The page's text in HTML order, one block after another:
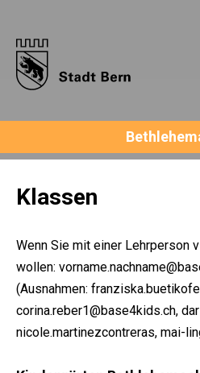
Klassen
Wenn Sie mit einer Lehrperson
wollen:
(Ausnahmen:
corina.reber1@base4kids.ch,
nicole.martinezcontreras, mai-